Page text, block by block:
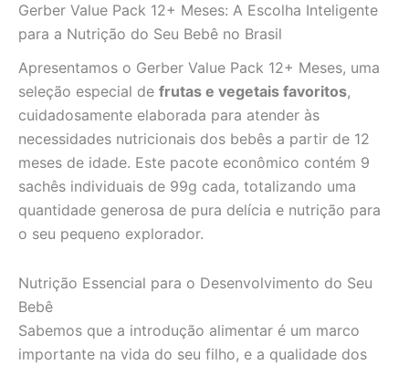
Gerber Value Pack 12+ Meses: A Escolha Inteligente
para a Nutrição do Seu Bebê no Brasil
Apresentamos o Gerber Value Pack 12+ Meses, uma
seleção especial de frutas e vegetais favoritos,
cuidadosamente elaborada para atender às
necessidades nutricionais dos bebês a partir de 12
meses de idade. Este pacote econômico contém 9
sachês individuais de 99g cada, totalizando uma
quantidade generosa de pura delícia e nutrição para
o seu pequeno explorador.
Nutrição Essencial para o Desenvolvimento do Seu
Bebê
Sabemos que a introdução alimentar é um marco
importante na vida do seu filho, e a qualidade dos